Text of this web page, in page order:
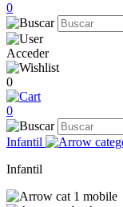
0
Acceder
0
0
Infantil
Infantil